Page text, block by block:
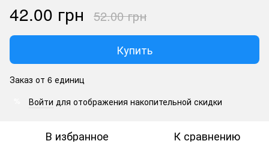
42.00 грн 52.00 грн
Купить
Заказ от 6 единиц
Войти для отображения накопительной скидки
В избранное К сравнению